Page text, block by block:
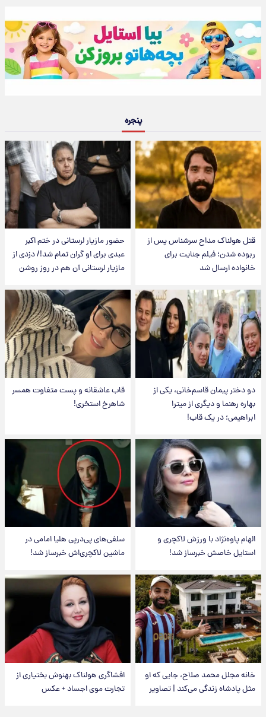
پنجره
قتل هولناک مداح سرشناس پس از
ربوده شدن؛ فیلم جنایت برای
خانواده ارسال شد
حضور مازیار لرستانی در ختم اکبر
عبدی برای او گران تمام شد!/ دزدی از
مازیار لرستانی آن هم در روز روشن
دو دختر پیمان قاسم‌خانی، یکی از
بهاره رهنما و دیگری از میترا
ابراهیمی؛ در یک قاب!
قاب عاشقانه و پست متفاوت همسر
شاهرخ استخری!
الهام پاوه‌نژاد با ورزش لاکچری و
استایل خاصش خبرساز شد!
سلفی‌های پی‌درپی هلیا امامی در
ماشین لاکچری‌اش خبرساز شد!
خانه مجلل محمد صلاح، جایی که او
مثل پادشاه زندگی می‌کند | تصاویر
افشاگری هولناک بهنوش بختیاری از
تجارت موی اجساد + عکس